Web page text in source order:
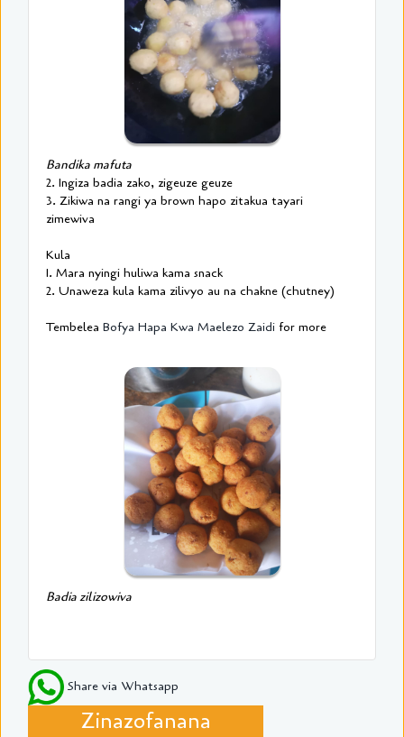
Bandika mafuta
2. Ingiza badia zako, zigeuze geuze
3. Zikiwa na rangi ya brown hapo zitakua tayari
zimewiva
Kula
1. Mara nyingi huliwa kama snack
2. Unaweza kula kama zilivyo au na chakne (chutney)
Tembelea Bofya Hapa Kwa Maelezo Zaidi for more
Badia zilizowiva
Share via Whatsapp
Zinazofanana